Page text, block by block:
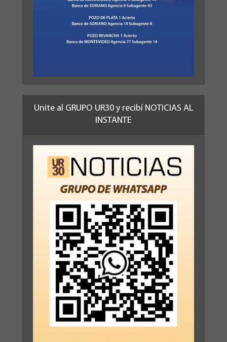
Unite al GRUPO UR30 y recibí NOTICIAS AL
INSTANTE